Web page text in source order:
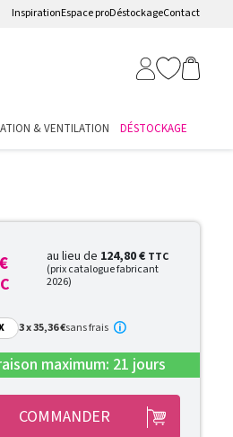
InspirationEspace proDéstockageContact
& VENTILATION DÉSTOCKAGE
au lieu de 124,80 € TTC
(prix catalogue fabricant
2026)
3 x 35,36 €sans frais
maximum: 21 jours
COMMANDER